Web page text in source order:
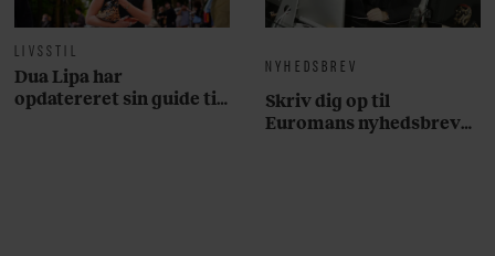
LIVSSTIL
Dua Lipa har
opdatereret sin guide til
NYHEDSBREV
Skriv dig op til
Euromans nyhedsbrev